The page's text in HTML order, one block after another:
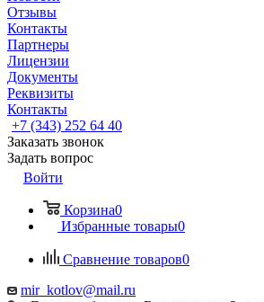
Отзывы
Контакты
Партнеры
Лицензии
Документы
Реквизиты
Контакты
+7 (343) 252 64 40
Заказать звонок
Задать вопрос
Войти
Корзина0
Избранные товары0
Сравнение товаров0
mir_kotlov@mail.ru